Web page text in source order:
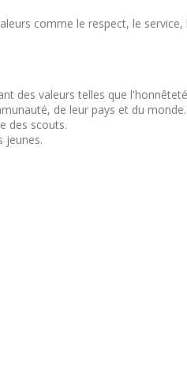
comme le respect, le service,
des valeurs telles que
de leur pays et du monde.
des scouts.
jeunes.